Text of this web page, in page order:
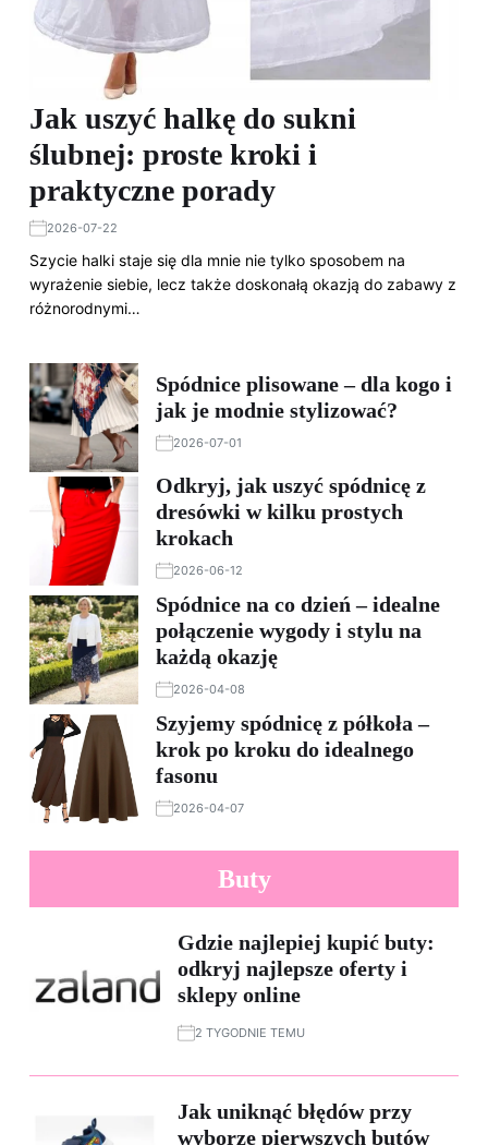
Jak uszyć halkę do sukni
ślubnej: proste kroki i
praktyczne porady
2026-07-22
Szycie halki staje się dla mnie nie tylko sposobem na
wyrażenie siebie, lecz także doskonałą okazją do zabawy z
różnorodnymi…
Spódnice plisowane – dla kogo i
jak je modnie stylizować?
2026-07-01
Odkryj, jak uszyć spódnicę z
dresówki w kilku prostych
krokach
2026-06-12
Spódnice na co dzień – idealne
połączenie wygody i stylu na
każdą okazję
2026-04-08
Szyjemy spódnicę z półkoła –
krok po kroku do idealnego
fasonu
2026-04-07
Buty
Gdzie najlepiej kupić buty:
odkryj najlepsze oferty i
sklepy online
2 TYGODNIE TEMU
Jak uniknąć błędów przy
wyborze pierwszych butów